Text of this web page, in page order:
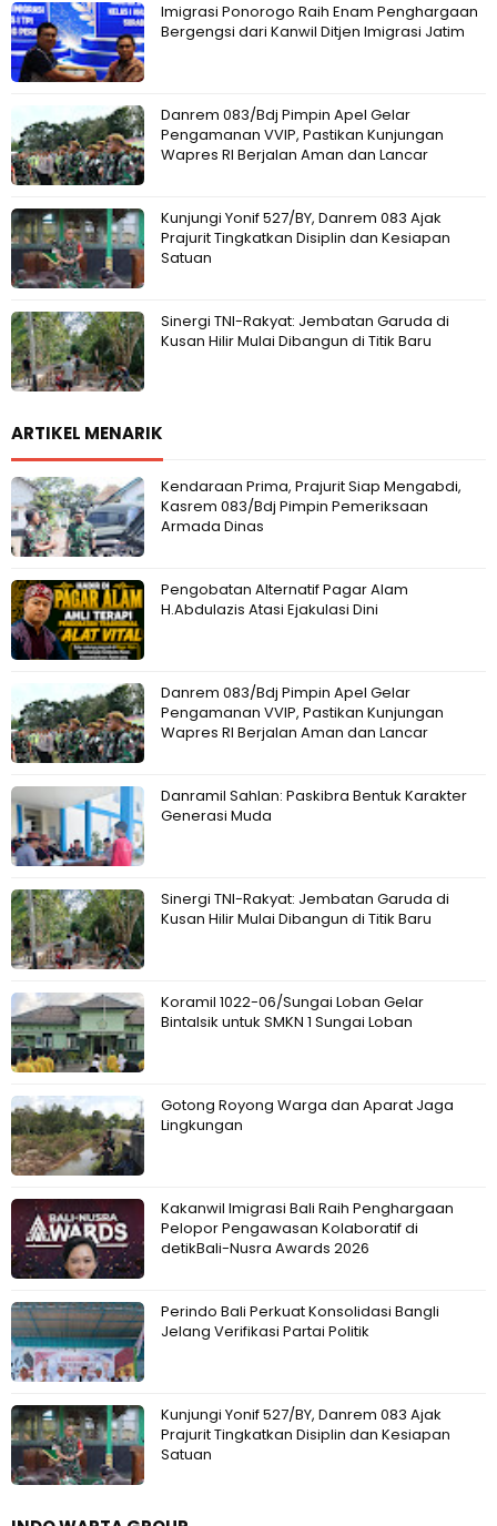
Imigrasi Ponorogo Raih Enam Penghargaan
Bergengsi dari Kanwil Ditjen Imigrasi Jatim
Danrem 083/Bdj Pimpin Apel Gelar
Pengamanan VVIP, Pastikan Kunjungan
Wapres RI Berjalan Aman dan Lancar
Kunjungi Yonif 527/BY, Danrem 083 Ajak
Prajurit Tingkatkan Disiplin dan Kesiapan
Satuan
Sinergi TNI-Rakyat: Jembatan Garuda di
Kusan Hilir Mulai Dibangun di Titik Baru
ARTIKEL MENARIK
Kendaraan Prima, Prajurit Siap Mengabdi,
Kasrem 083/Bdj Pimpin Pemeriksaan
Armada Dinas
Pengobatan Alternatif Pagar Alam
H.Abdulazis Atasi Ejakulasi Dini
Danrem 083/Bdj Pimpin Apel Gelar
Pengamanan VVIP, Pastikan Kunjungan
Wapres RI Berjalan Aman dan Lancar
Danramil Sahlan: Paskibra Bentuk Karakter
Generasi Muda
Sinergi TNI-Rakyat: Jembatan Garuda di
Kusan Hilir Mulai Dibangun di Titik Baru
Koramil 1022-06/Sungai Loban Gelar
Bintalsik untuk SMKN 1 Sungai Loban
Gotong Royong Warga dan Aparat Jaga
Lingkungan
Kakanwil Imigrasi Bali Raih Penghargaan
Pelopor Pengawasan Kolaboratif di
detikBali-Nusra Awards 2026
Perindo Bali Perkuat Konsolidasi Bangli
Jelang Verifikasi Partai Politik
Kunjungi Yonif 527/BY, Danrem 083 Ajak
Prajurit Tingkatkan Disiplin dan Kesiapan
Satuan